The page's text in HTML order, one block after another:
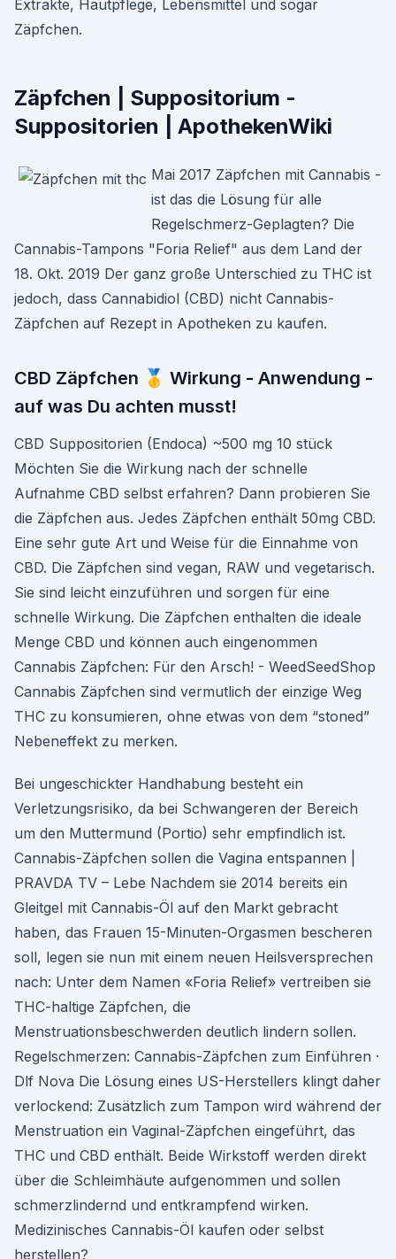
Extrakte, Hautpflege, Lebensmittel und sogar
Zäpfchen.
Zäpfchen | Suppositorium -
Suppositorien | ApothekenWiki
Mai 2017 Zäpfchen mit Cannabis -
ist das die Lösung für alle
Regelschmerz-Geplagten? Die
Cannabis-Tampons "Foria Relief" aus dem Land der
18. Okt. 2019 Der ganz große Unterschied zu THC ist
jedoch, dass Cannabidiol (CBD) nicht Cannabis-
Zäpfchen auf Rezept in Apotheken zu kaufen.
CBD Zäpfchen 🥇 Wirkung - Anwendung -
auf was Du achten musst!
CBD Suppositorien (Endoca) ~500 mg 10 stück
Möchten Sie die Wirkung nach der schnelle
Aufnahme CBD selbst erfahren? Dann probieren Sie
die Zäpfchen aus. Jedes Zäpfchen enthält 50mg CBD.
Eine sehr gute Art und Weise für die Einnahme von
CBD. Die Zäpfchen sind vegan, RAW und vegetarisch.
Sie sind leicht einzuführen und sorgen für eine
schnelle Wirkung. Die Zäpfchen enthalten die ideale
Menge CBD und können auch eingenommen
Cannabis Zäpfchen: Für den Arsch! - WeedSeedShop
Cannabis Zäpfchen sind vermutlich der einzige Weg
THC zu konsumieren, ohne etwas von dem “stoned”
Nebeneffekt zu merken.
Bei ungeschickter Handhabung besteht ein
Verletzungsrisiko, da bei Schwangeren der Bereich
um den Muttermund (Portio) sehr empfindlich ist.
Cannabis-Zäpfchen sollen die Vagina entspannen |
PRAVDA TV – Lebe Nachdem sie 2014 bereits ein
Gleitgel mit Cannabis-Öl auf den Markt gebracht
haben, das Frauen 15-Minuten-Orgasmen bescheren
soll, legen sie nun mit einem neuen Heilsversprechen
nach: Unter dem Namen «Foria Relief» vertreiben sie
THC-haltige Zäpfchen, die
Menstruationsbeschwerden deutlich lindern sollen.
Regelschmerzen: Cannabis-Zäpfchen zum Einführen ·
Dlf Nova Die Lösung eines US-Herstellers klingt daher
verlockend: Zusätzlich zum Tampon wird während der
Menstruation ein Vaginal-Zäpfchen eingeführt, das
THC und CBD enthält. Beide Wirkstoff werden direkt
über die Schleimhäute aufgenommen und sollen
schmerzlindernd und entkrampfend wirken.
Medizinisches Cannabis-Öl kaufen oder selbst
herstellen?